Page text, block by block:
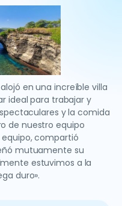
en una increíble villa
ideal para trabajar y
y la comida
de nuestro equipo
compartió
mutuamente su
estuvimos a la
duro».